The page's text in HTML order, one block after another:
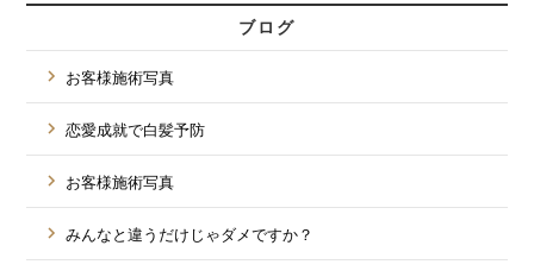
ブログ
お客様施術写真
恋愛成就で白髪予防
お客様施術写真
みんなと違うだけじゃダメですか？